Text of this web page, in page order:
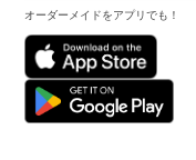
オーダーメイドをアプリでも！